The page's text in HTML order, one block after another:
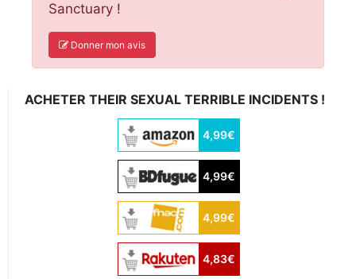
Sanctuary !
Donner mon avis
ACHETER THEIR SEXUAL TERRIBLE INCIDENTS !
4,99€
4,99€
4,99€
4,83€